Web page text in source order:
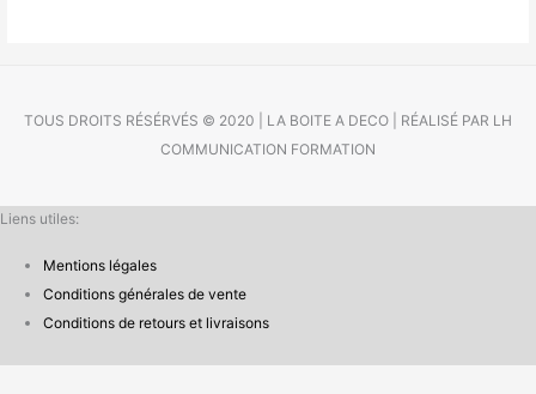
TOUS DROITS RÉSÉRVÉS © 2020 | LA BOITE A DECO | RÉALISÉ PAR LH
COMMUNICATION FORMATION
Liens utiles:
Mentions légales
Conditions générales de vente
Conditions de retours et livraisons